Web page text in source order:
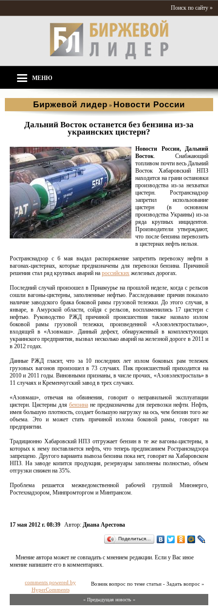
Поиск по сайту »
МЕНЮ
Биржевой лидер » Новости России
Дальний Восток останется без бензина из-за
украинских цистерн?
Новости России, Дальний
Восток. Снабжающий
топливом почти весь Дальний
Восток Хабаровский НПЗ
находится на грани остановки
производства из-за нехватки
цистерн. Ространснадзор
запретил использование
цистерн (в основном
производства Украины) из-за
ряда крупных инцидентов.
Производители утверждают,
что после бензина перевозить
в цистернах нефть нельзя.
Ространснадзор с 6 мая выдал распоряжение запретить перевозку нефти в
вагонах-цистернах, которые предназначены для перевозки бензина. Причиной
решения стал ряд крупных аварий на российских железных дорогах.
Последний случай произошел в Приамурье на прошлой неделе, когда с рельсов
сошли вагоны-цистерны, заполненные нефтью. Расследование причин показало
наличие заводского брака боковой рамы грузовой тележки. До этого случая, в
январе, в Амурской области, сойдя с рельсов, воспламенились 17 цистерн с
нефтью. Руководство РЖД причиной происшествия также назвало излом
боковой рамы грузовой тележки, произведенной «Азовэлектросталью»,
входящей в «Азовмаш». Данный дефект, обнаруженный в комплектующих
украинского предприятия, вызвал несколько аварий на железной дороге в 2011 и
в 2012 годах.
Данные РЖД гласят, что за 10 последних лет излом боковых рам тележек
грузовых вагонов произошел в 73 случаях. Пик происшествий приходится на
2010 и 2011 годы. Виновными признаны, в числе прочих, «Азовэлектросталь» в
11 случаях и Кременчугский завод в трех случаях.
«Азовмаш», отвечая на обвинения, говорит о неправильной эксплуатации
цистерн. Цистерны для бензина не предназначены для перевозки нефти. Нефть,
имея большую плотность, создает большую нагрузку на ось, чем бензин того же
объема. Это и может стать причиной излома боковой рамы, говорят на
предприятии.
Традиционно Хабаровский НПЗ отгружает бензин в те же вагоны-цистерны, в
которых к нему поставляется нефть, что теперь предписанием Ространснадзора
запрещено. Другого варианта вывоза бензина пока нет, говорят на Хабаровском
НПЗ. На заводе копится продукция, резервуары заполнены полностью, объем
отгрузки снижен на 35%.
Проблема решается межведомственной рабочей группой Минэнерго,
Ростехнадзором, Минпромторгом и Минтрансом.
17 мая 2012 г. 08:39 Автор: Диана Арестова
Поделиться…
Мнение автора может не совпадать с мнением редакции. Если у Вас иное
мнение напишите его в комментариях.
Возник вопрос по теме статьи - Задать вопрос »
comments powered by
HyperComments
« Предыдущая новость «